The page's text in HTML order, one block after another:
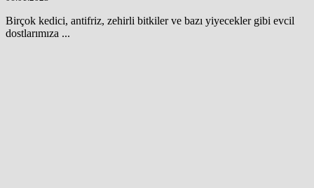
Birçok kedici, antifriz, zehirli bitkiler ve bazı yiyecekler gibi evcil
dostlarımıza ...